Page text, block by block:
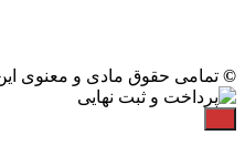
© تمامی حقوق مادی و معنوی